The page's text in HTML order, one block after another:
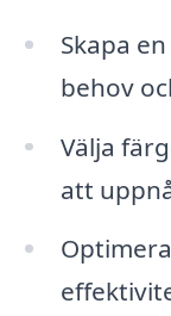
Skapa
behov
Välja
att